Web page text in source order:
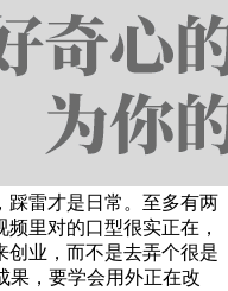
踩雷才是日常。至多有两
里对的口型很实正在，
创业，而不是去弄个很是
果，要学会用外正在改